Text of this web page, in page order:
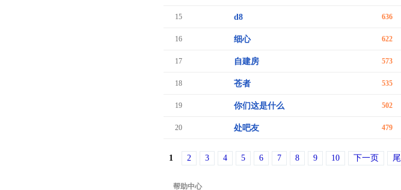
15 d8 636
16 细心 622
17 自建房 573
18 苍者 535
19 你们这是什么 502
20 处吧友 479
1 2 3 4 5 6 7 8 9 10 下一页
帮助中心